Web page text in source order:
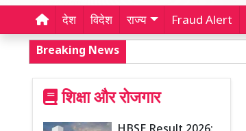
देश विदेश राज्य Fraud Alert
Breaking News
शिक्षा और रोजगार